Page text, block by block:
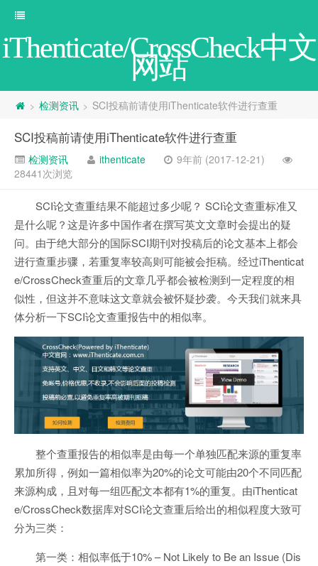
iThenticate/CrossCheck中文
网站
> 检测资讯 > SCI投稿前请使用iThenticate软件进行查重
SCI投稿前请使用iThenticate软件进行查重
检测资讯 ithenticate
9年前 (2017-12-21)
28441次浏览
SCI论文查重结果不能超过多少呢？ SCI论文查重标准又
是什么呢？这是许多中国作者在撰写英文文章时会提出的疑
问。由于绝大部分的国际SCI期刊对投稿后的论文基本上都会
进行查重步骤，若重复率较高则可能被会拒稿。经过iThenticat
e/CrossCheck查重后的文章几乎都会被检测到一定程度的相
似性，但这并不意味这文章就会被怀疑抄袭。今天我们就来具
体分析一下SCI论文查重报告中的相似率。
整个查重报告的相似率是由每一个单独匹配来源的重复率
累加所得，例如一篇相似率为20%的论文可能由20个不同匹配
来源构成，且对每一组匹配文本都有1%的重复。由iThenticat
e/CrossCheck数据库对SCI论文查重后给出的相似程度大致可
分为三类：
第一类：相似率低于10% – Not Likely to Be an Issue (Dis